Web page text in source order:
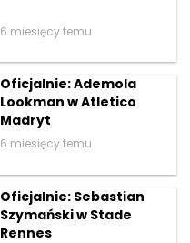
6 miesięcy temu
Oficjalnie: Ademola
Lookman w Atletico
Madryt
6 miesięcy temu
Oficjalnie: Sebastian
Szymański w Stade
Rennes